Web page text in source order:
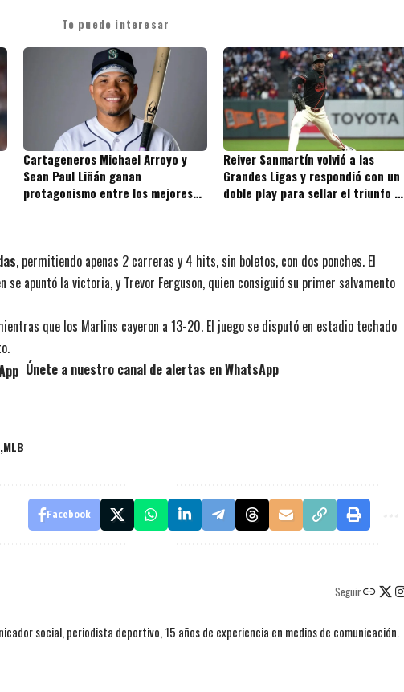
Te puede interesar
Cartageneros Michael Arroyo y
Sean Paul Liñán ganan
protagonismo entre los mejores
Reiver Sanmartín volvió a las
Grandes Ligas y respondió con un
doble play para sellar el triunfo de
, permitiendo apenas 2 carreras y 4 hits, sin boletos, con dos ponches. El
se apuntó la victoria, y Trevor Ferguson, quien consiguió su primer salvamento
que los Marlins cayeron a 13-20. El juego se disputó en estadio techado
Únete a nuestro canal de alertas en WhatsApp
MLB
Facebook
Seguir
social, periodista deportivo, 15 años de experiencia en medios de comunicación.